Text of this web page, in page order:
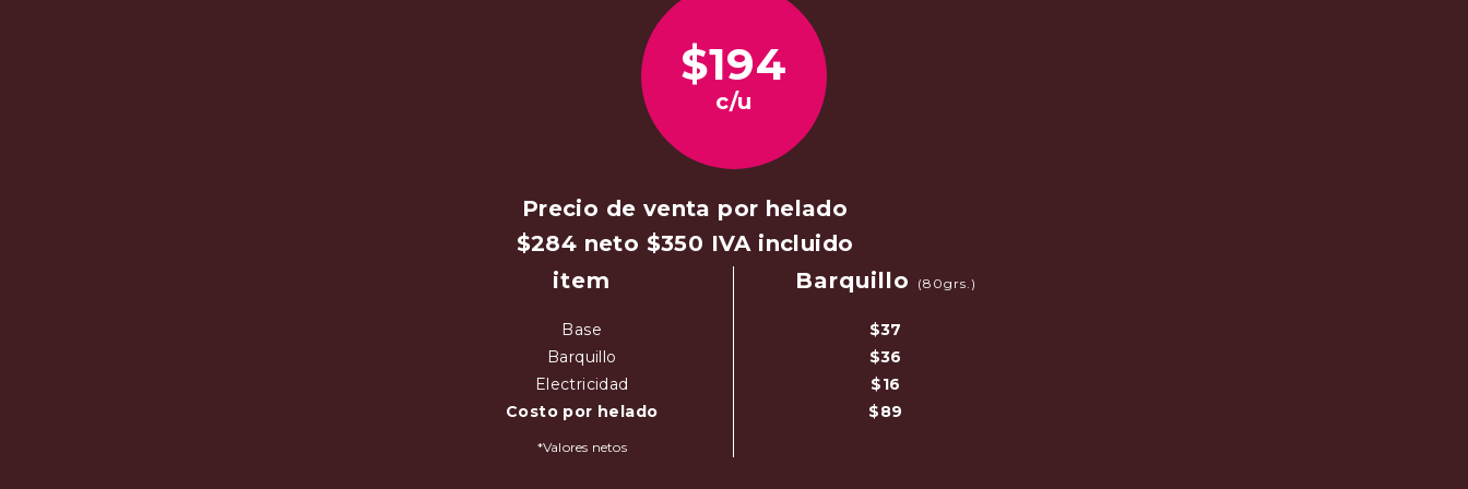
$194
c/u
Precio de venta por helado
$284 neto $350 IVA incluido
item
Base
Barquillo
Electricidad
Costo por helado
*Valores netos
Barquillo (80grs.)
$37
$36
$16
$89